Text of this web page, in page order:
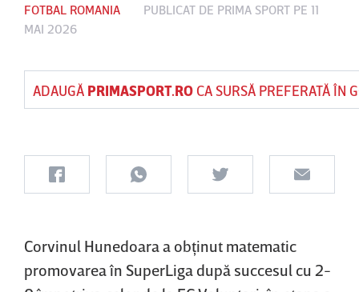
FOTBAL ROMANIA PUBLICAT DE PRIMA SPORT PE 11
MAI 2026
ADAUGĂ PRIMASPORT.ROCA SURSĂ PREFERATĂ ÎN
Corvinul Hunedoara a obţinut matematic
promovarea în SuperLiga după succesul cu 2-